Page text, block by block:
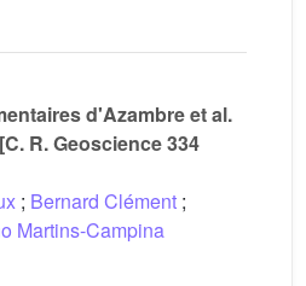
d'Azambre et al.
R. Geoscience 334
; Bernard Clément ;
Martins-Campina